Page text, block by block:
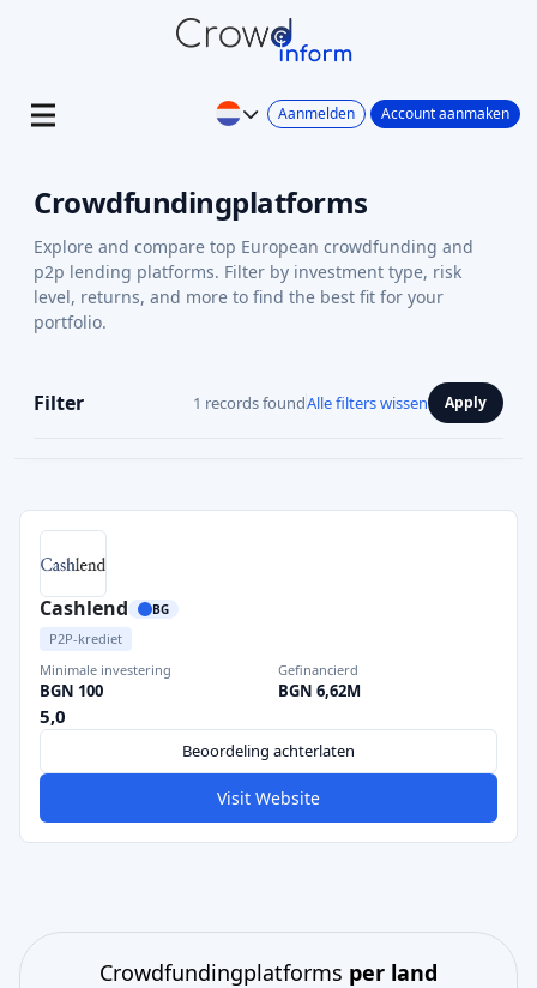
Aanmelden Account aanmaken
Crowdfundingplatforms
Explore and compare top European crowdfunding and
p2p lending platforms. Filter by investment type, risk
level, returns, and more to find the best fit for your
portfolio.
Filter 1 records foundAlle filters wissen Apply
Cashlend BG
P2P-krediet
Minimale investering
BGN 100
Gefinancierd
BGN 6,62M
5,0
Beoordeling achterlaten
Visit Website
Crowdfundingplatforms per land